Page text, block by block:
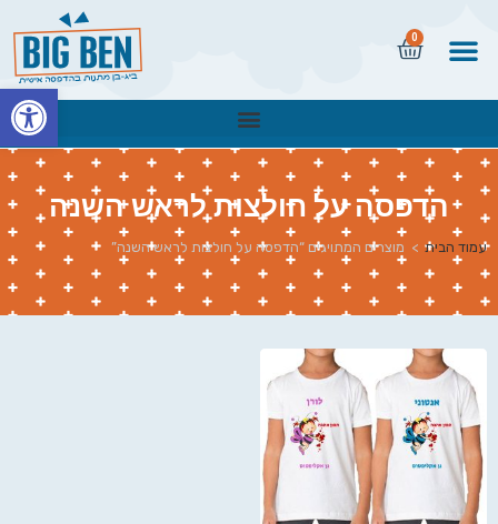
0
הדפסה על חולצות לראש השנה
עמוד הבית > מוצרים המתויגים “הדפסה על חולצות לראש השנה”